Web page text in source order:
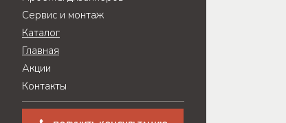
Сервис и монтаж
Каталог
Главная
Акции
Контакты